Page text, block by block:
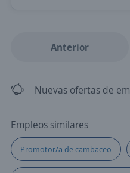
Anterior
Nuevas ofertas de
Empleos similares
Promotor/a de cambaceo